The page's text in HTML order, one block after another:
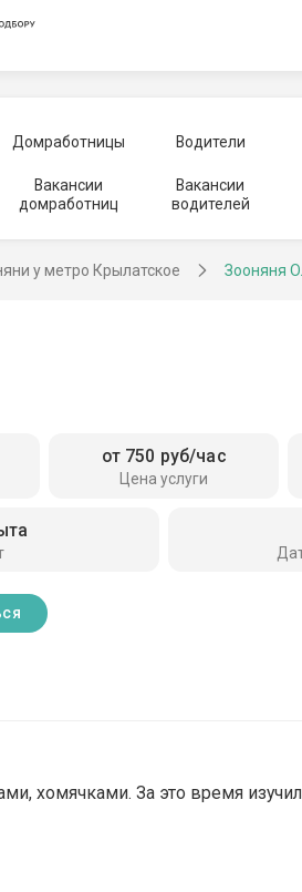
Домработницы Водители
Вакансии
домработниц
Вакансии
водителей
у метро Крылатское Зооняня
Цена услуги
от 750 руб/час
хомячками. За это время